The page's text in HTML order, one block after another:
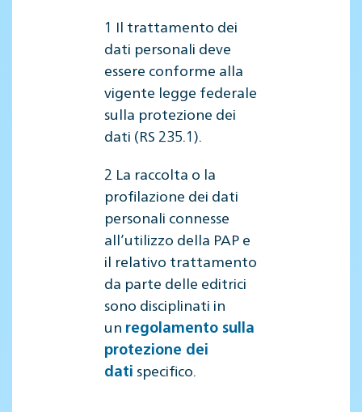
1 Il trattamento dei
dati personali deve
essere conforme alla
vigente legge federale
sulla protezione dei
dati (RS 235.1).
2 La raccolta o la
profilazione dei dati
personali connesse
all’utilizzo della PAP e
il relativo trattamento
da parte delle editrici
sono disciplinati in
un regolamento sulla
protezione dei
dati specifico.